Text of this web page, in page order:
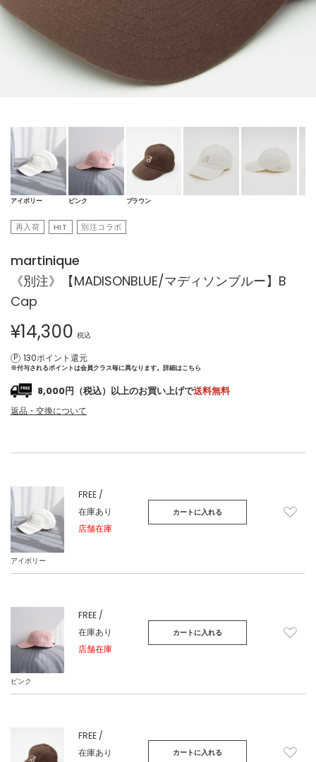
アイボリー ピンク ブラウン
再入荷 HIT 別注コラボ
martinique
《別注》【MADISONBLUE/マディソンブルー】B
Cap
¥14,300 税込
130ポイント還元
※付与されるポイントは会員クラス毎に異なります。 詳細はこちら
8,000円（税込）以上のお買い上げで送料無料
返品・交換について
アイボリー
FREE /
在庫あり
店舗在庫
カートに入れる
ピンク
FREE /
在庫あり
店舗在庫
カートに入れる
FREE /
在庫あり
カートに入れる